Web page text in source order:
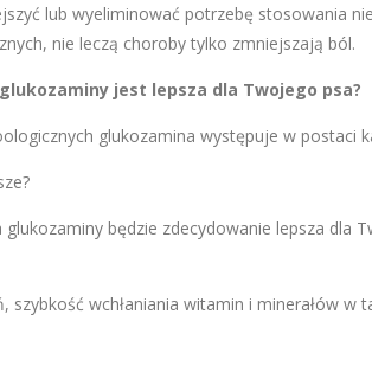
lub wyeliminować potrzebę stosowania
nie leczą choroby tylko zmniejszają ból.
jest lepsza dla Twojego psa?
glukozamina występuje w postaci
glukozaminy będzie zdecydowanie lepsza dla
szybkość wchłaniania witamin i minerałów